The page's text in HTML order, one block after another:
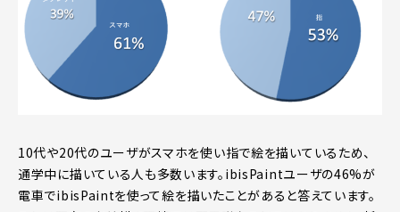
10代や20代のユーザがスマホを使い指で絵を描いているため、
通学中に描いている人も多数います。ibisPaintユーザの46%が
電車でibisPaintを使って絵を描いたことがあると答えています。